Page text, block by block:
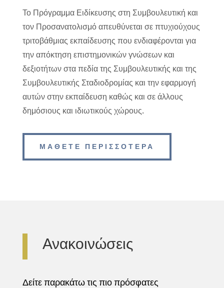
Το Πρόγραμμα Ειδίκευσης στη Συμβουλευτική και
τον Προσανατολισμό απευθύνεται σε πτυχιούχους
τριτοβάθμιας εκπαίδευσης που ενδιαφέρονται για
την απόκτηση επιστημονικών γνώσεων και
δεξιοτήτων στα πεδία της Συμβουλευτικής και της
Συμβουλευτικής Σταδιοδρομίας και την εφαρμογή
αυτών στην εκπαίδευση καθώς και σε άλλους
δημόσιους και ιδιωτικούς χώρους.
ΜΑΘΕΤΕ ΠΕΡΙΣΣΟΤΕΡΑ
Ανακοινώσεις
Δείτε παρακάτω τις πιο πρόσφατες